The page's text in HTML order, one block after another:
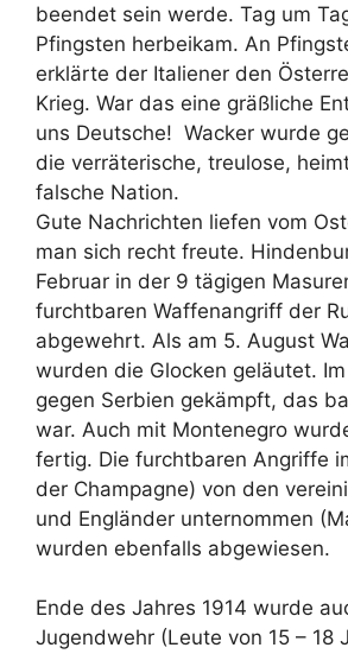
beendet sein werde. Tag um
Pfingsten herbeikam. An
erklärte der Italiener den
Krieg. War das eine gräßliche
uns Deutsche! Wacker wurde
die verräterische, treulose,
falsche Nation.
Gute Nachrichten liefen vom
man sich recht freute.
Februar in der 9 tägigen
furchtbaren Waffenangriff der
abgewehrt. Als am 5. August
wurden die Glocken geläutet.
gegen Serbien gekämpft, das
war. Auch mit Montenegro
fertig. Die furchtbaren Angriffe
der Champagne) von den
und Engländer unternommen
wurden ebenfalls abgewiesen.
Ende des Jahres 1914 wurde
Jugendwehr (Leute von 15 – 18